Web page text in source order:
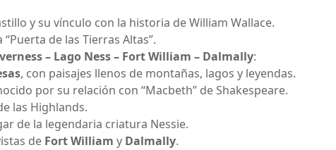
y su vínculo con la historia de William Wallace.
de las Tierras Altas”.
– Lago Ness – Fort William – Dalmally:
, con paisajes llenos de montañas, lagos y leyendas.
por su relación con “Macbeth” de Shakespeare.
las Highlands.
de la legendaria criatura Nessie.
de Fort William y Dalmally.